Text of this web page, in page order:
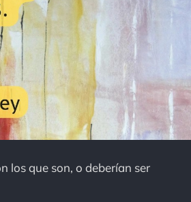
los que son, o deberían ser